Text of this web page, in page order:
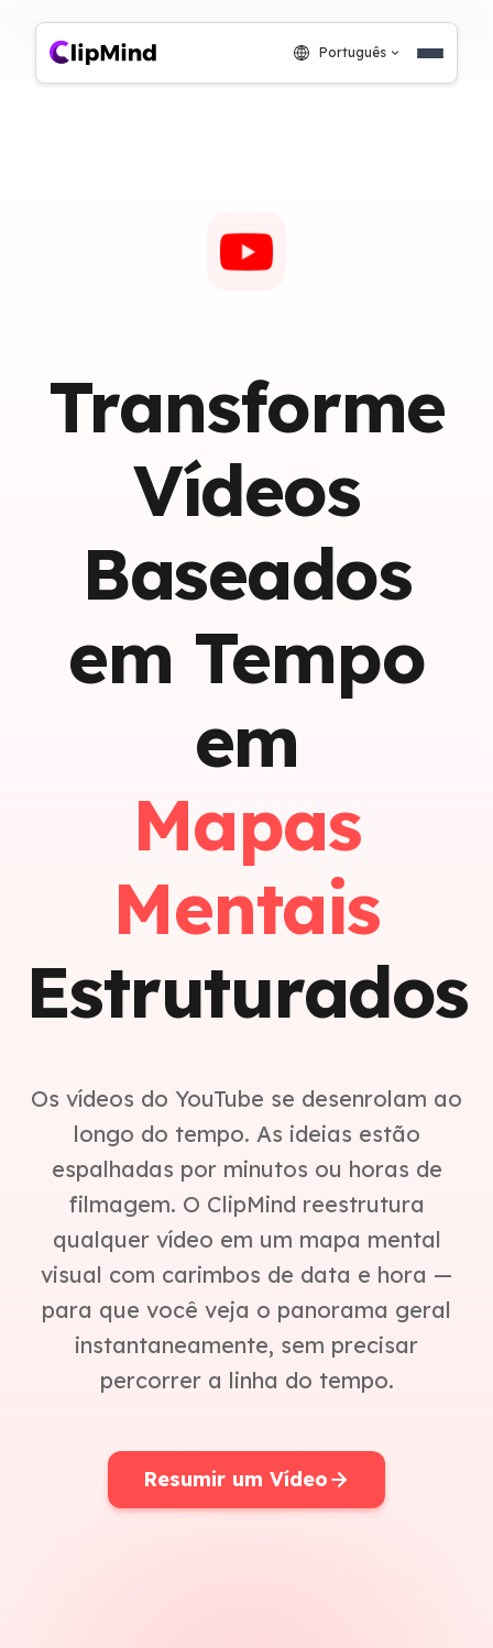
Português
Transforme
Vídeos
Baseados
em Tempo
em
Mapas
Mentais
Estruturados
Os vídeos do YouTube se desenrolam ao
longo do tempo. As ideias estão
espalhadas por minutos ou horas de
filmagem. O ClipMind reestrutura
qualquer vídeo em um mapa mental
visual com carimbos de data e hora —
para que você veja o panorama geral
instantaneamente, sem precisar
percorrer a linha do tempo.
Resumir um Vídeo